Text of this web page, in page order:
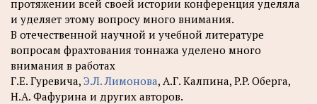
протяжении всей своей истории конференция уделяла
и уделяет этому вопросу много внимания.
В отечественной научной и учебной литературе
вопросам фрахтования тоннажа уделено много
внимания в работах
Г.Е. Гуревича, Э.Л. Лимонова, А.Г. Калпина, P.P. Оберга,
Н.А. Фафурина и других авторов.